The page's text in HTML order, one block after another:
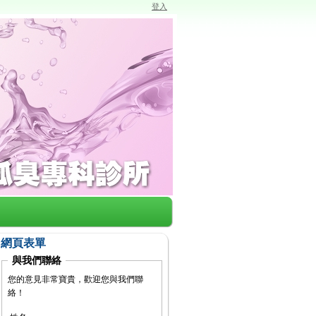
登入
網頁表單
與我們聯絡
您的意見非常寶貴，歡迎您與我們聯
絡！